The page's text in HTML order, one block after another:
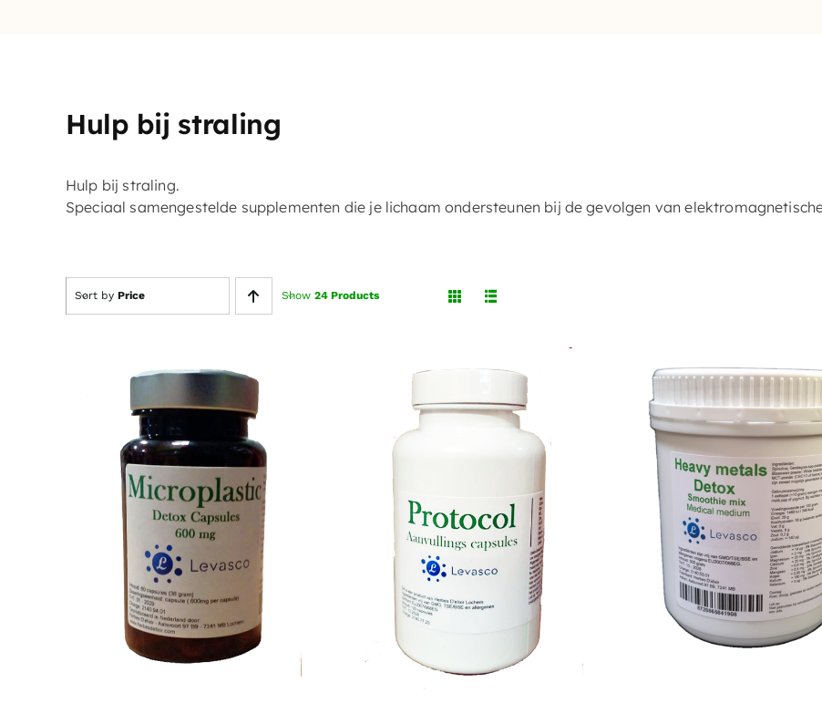
Hulp bij straling
Hulp bij straling.
Speciaal samengestelde supplementen die je lichaam ondersteunen bij de gevolgen van
Sort by Price Show 24 Products
Gewaardeerd
4.00uit 5
TOEVOEGEN AAN
WINKELWAGEN
DETAILS
TOEVOEGEN AAN
WINKELWAGEN
DETAILS
TOEVOEGEN AAN
WINKELWAGEN
/